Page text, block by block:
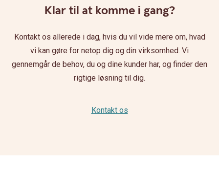
Klar til at komme i gang?
Kontakt os allerede i dag, hvis du vil vide mere om, hvad
vi kan gøre for netop dig og din virksomhed. Vi
gennemgår de behov, du og dine kunder har, og finder den
rigtige løsning til dig.
Kontakt os